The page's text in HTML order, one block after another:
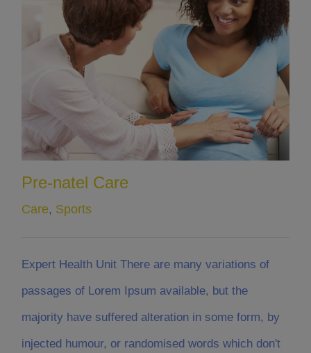
Pre-natel Care
Care, Sports
Expert Health Unit There are many variations of
passages of Lorem Ipsum available, but the
majority have suffered alteration in some form, by
injected humour, or randomised words which don't